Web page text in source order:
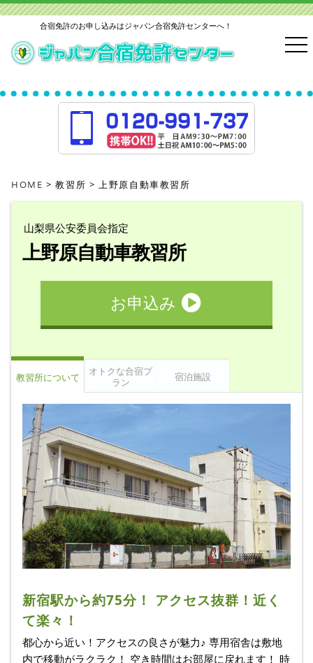
合宿免許のお申し込みはジャパン合宿免許センターへ！
HOME 教習所 上野原自動車教習所
山梨県公安委員会指定
上野原自動車教習所
お申込み
教習所について
オトクな合宿プ
ラン
宿泊施設
新宿駅から約75分！ アクセス抜群！近く
て楽々！
都心から近い！アクセスの良さが魅力♪ 専用宿舎は敷地
内で移動がラクラク！ 空き時間はお部屋に戻れます！ 時